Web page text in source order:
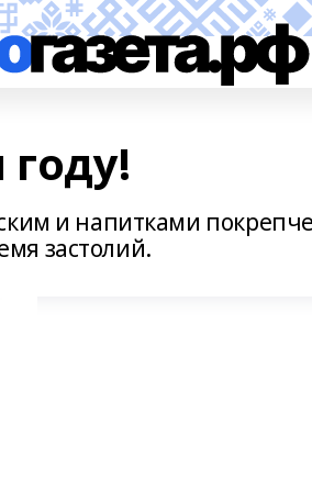
и напитками
застолий.